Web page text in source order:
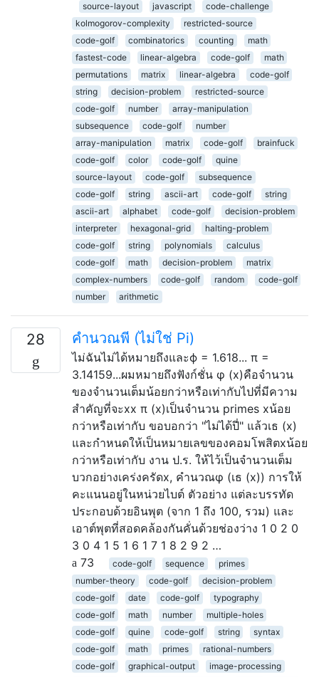
source-layout
javascript
code-challenge
kolmogorov-complexity
restricted-source
code-golf
combinatorics counting
math
fastest-code
linear-algebra code-golf
math
permutations
matrix linear-algebra
code-golf
string
decision-problem
restricted-source
code-golf
number
array-manipulation
subsequence
code-golf
number
array-manipulation
matrix code-golf
brainfuck
code-golf
color code-golf
quine
source-layout
code-golf
subsequence
code-golf
string ascii-art code-golf
string
ascii-art
alphabet code-golf
decision-problem
interpreter
hexagonal-grid
halting-problem
code-golf
string polynomials
calculus
code-golf
math decision-problem
matrix
complex-numbers
code-golf random
code-golf
number
arithmetic
28 คำนวณพี (ไม่ใช่ Pi)
ไม่ฉันไม่ได้หมายถึงและϕ = 1.618... π =
3.14159...ผมหมายถึงฟังก์ชั่น φ (x)คือจำนวน
ของจำนวนเต็มน้อยกว่าหรือเท่ากับไปที่มีความ
สำคัญที่จะxx π (x)เป็นจำนวน primes xน้อย
กว่าหรือเท่ากับ ขอบอกว่า "ไม่ได้ปี่" แล้วเธ (x)
และกำหนดให้เป็นหมายเลขของคอมโพสิตxน้อย
กว่าหรือเท่ากับ งาน ป.ร. ให้ไว้เป็นจำนวนเต็ม
บวกอย่างเคร่งครัดx, คำนวณφ (เธ (x)) การให้
คะแนนอยู่ในหน่วยไบต์ ตัวอย่าง แต่ละบรรทัด
ประกอบด้วยอินพุต (จาก 1 ถึง 100, รวม) และ
เอาต์พุตที่สอดคล้องกันคั่นด้วยช่องว่าง 1 0 2 0
3 0 4 1 5 1 6 1 7 1 8 2 9 2 …
73
code-golf sequence
primes
number-theory
code-golf
decision-problem
code-golf
date code-golf
typography
code-golf
math number
multiple-holes
code-golf
quine code-golf string
syntax
code-golf
math primes
rational-numbers
code-golf
graphical-output
image-processing